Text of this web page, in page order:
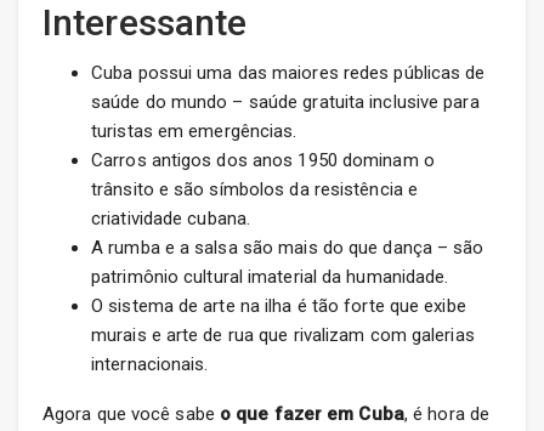
Interessante
Cuba possui uma das maiores redes públicas de
saúde do mundo – saúde gratuita inclusive para
turistas em emergências.
Carros antigos dos anos 1950 dominam o
trânsito e são símbolos da resistência e
criatividade cubana.
A rumba e a salsa são mais do que dança – são
patrimônio cultural imaterial da humanidade.
O sistema de arte na ilha é tão forte que exibe
murais e arte de rua que rivalizam com galerias
internacionais.
Agora que você sabe o que fazer em Cuba, é hora de